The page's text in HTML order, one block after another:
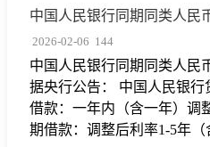
中国人民银行同期同类人民
2026-02-06 144
中国人民银行同期同类人民
据央行公告： 中国人民银行
借款：一年内（含一年）调
期借款：调整后利率1-5年（